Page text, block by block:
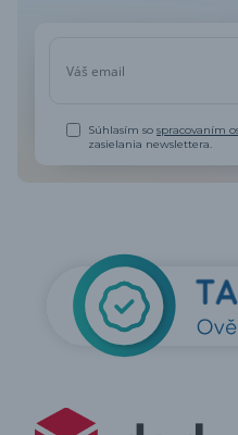
Súhlasím sospracovaním
zasielania newslettera.